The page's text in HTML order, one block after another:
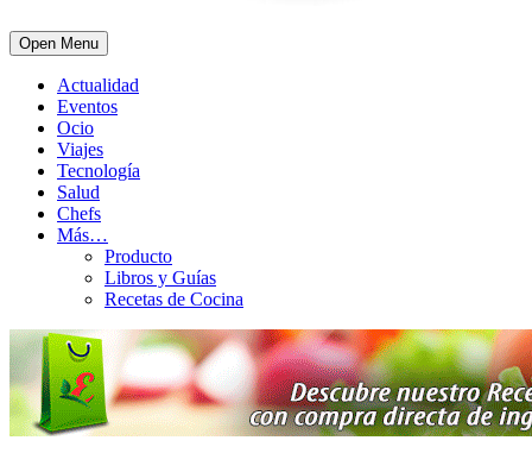
Open Menu
Actualidad
Eventos
Ocio
Viajes
Tecnología
Salud
Chefs
Más…
Producto
Libros y Guías
Recetas de Cocina